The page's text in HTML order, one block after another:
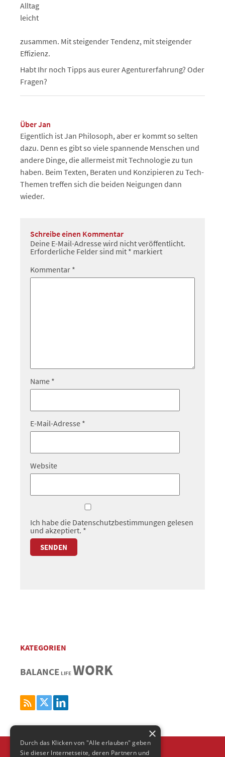
Alltag
leicht
zusammen. Mit steigender Tendenz, mit steigender
Effizienz.
Habt Ihr noch Tipps aus eurer Agenturerfahrung? Oder
Fragen?
Über Jan
Eigentlich ist Jan Philosoph, aber er kommt so selten
dazu. Denn es gibt so viele spannende Menschen und
andere Dinge, die allermeist mit Technologie zu tun
haben. Beim Texten, Beraten und Konzipieren zu Tech-
Themen treffen sich die beiden Neigungen dann
wieder.
Schreibe einen Kommentar
Deine E-Mail-Adresse wird nicht veröffentlicht.
Erforderliche Felder sind mit * markiert
Kommentar *
Name *
E-Mail-Adresse *
Website
Ich habe die Datenschutzbestimmungen gelesen
und akzeptiert. *
KATEGORIEN
BALANCE LIFE WORK
×
Durch das Klicken von "Alle erlauben" geben
Sie dieser Internetseite, deren Partnern und